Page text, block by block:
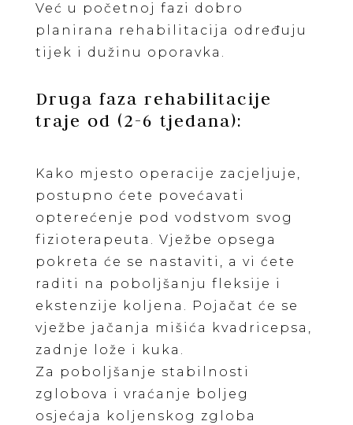
Već u početnoj fazi dobro
planirana rehabilitacija određuju
tijek i dužinu oporavka.
Druga faza rehabilitacije
traje od (2-6 tjedana):
Kako mjesto operacije zacjeljuje,
postupno ćete povećavati
opterećenje pod vodstvom svog
fizioterapeuta. Vježbe opsega
pokreta će se nastaviti, a vi ćete
raditi na poboljšanju fleksije i
ekstenzije koljena. Pojačat će se
vježbe jačanja mišića kvadricepsa,
zadnje lože i kuka.
Za poboljšanje stabilnosti
zglobova i vraćanje boljeg
osjećaja koljenskog zgloba